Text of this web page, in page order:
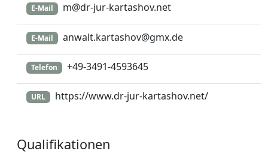
E-Mail m@dr-jur-kartashov.net
E-Mail anwalt.kartashov@gmx.de
Telefon +49-3491-4593645
URL https://www.dr-jur-kartashov.net/
Qualifikationen